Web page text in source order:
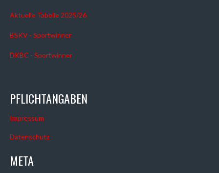
Aktuelle Tabelle 2025/26
BSKV - Sportwinner
DKBC - Sportwinner
PFLICHTANGABEN
Impressum
Datenschutz
META